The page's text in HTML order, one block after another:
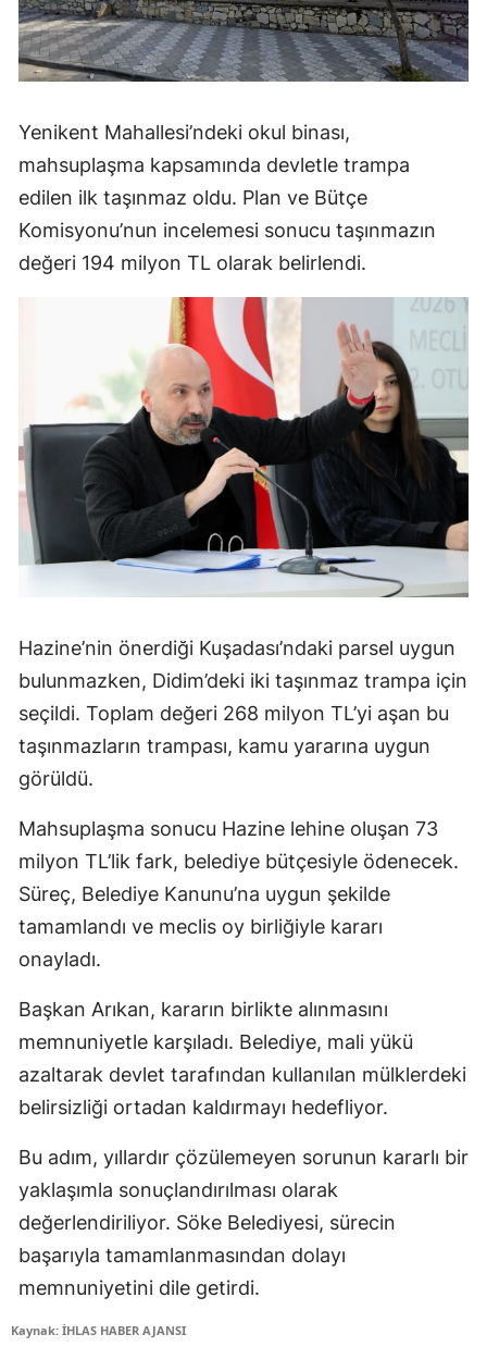
Yenikent Mahallesi’ndeki okul binası,
mahsuplaşma kapsamında devletle trampa
edilen ilk taşınmaz oldu. Plan ve Bütçe
Komisyonu’nun incelemesi sonucu taşınmazın
değeri 194 milyon TL olarak belirlendi.
Hazine’nin önerdiği Kuşadası’ndaki parsel uygun
bulunmazken, Didim’deki iki taşınmaz trampa için
seçildi. Toplam değeri 268 milyon TL’yi aşan bu
taşınmazların trampası, kamu yararına uygun
görüldü.
Mahsuplaşma sonucu Hazine lehine oluşan 73
milyon TL’lik fark, belediye bütçesiyle ödenecek.
Süreç, Belediye Kanunu’na uygun şekilde
tamamlandı ve meclis oy birliğiyle kararı
onayladı.
Başkan Arıkan, kararın birlikte alınmasını
memnuniyetle karşıladı. Belediye, mali yükü
azaltarak devlet tarafından kullanılan mülklerdeki
belirsizliği ortadan kaldırmayı hedefliyor.
Bu adım, yıllardır çözülemeyen sorunun kararlı bir
yaklaşımla sonuçlandırılması olarak
değerlendiriliyor. Söke Belediyesi, sürecin
başarıyla tamamlanmasından dolayı
memnuniyetini dile getirdi.
Kaynak: İHLAS HABER AJANSI